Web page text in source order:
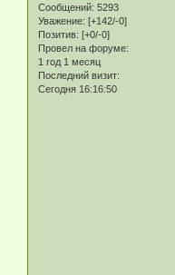
Сообщений: 5293
Уважение: [+142/-0]
Позитив: [+0/-0]
Провел на форуме:
1 год 1 месяц
Последний визит:
Сегодня 16:16:50